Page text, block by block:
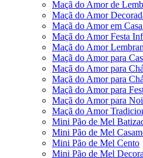
Maçã do Amor de
Maçã do Amor
Maçã do Amor em
Maçã do Amor Festa
Maçã do Amor
Maçã do Amor para
Maçã do Amor para
Maçã do Amor para
Maçã do Amor para
Maçã do Amor para
Maçã do Amor
Mini Pão de Mel
Mini Pão de Mel
Mini Pão de Mel Cento
Mini Pão de Mel